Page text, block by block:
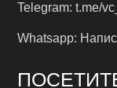
Telegram:t.me/
Whatsapp: